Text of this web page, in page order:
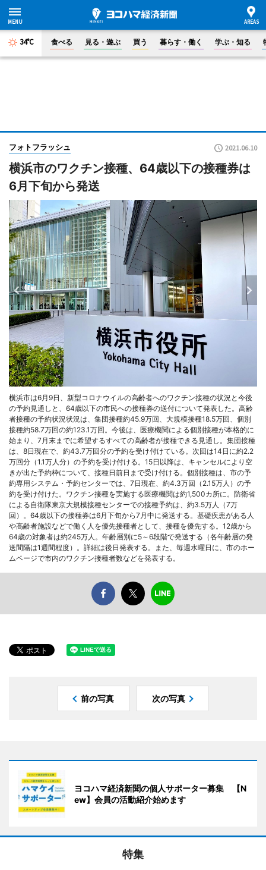
34°C 食べる 見る・遊ぶ 買う 暮らす・働く 学ぶ・知る
フォトフラッシュ 2021.06.10
横浜市のワクチン接種、64歳以下の接種券は
6月下旬から発送
横浜市は6月9日、新型コロナウイルの高齢者へのワクチン接種の状況と今後
の予約見通しと、64歳以下の市民への接種券の送付について発表した。高齢
者接種の予約状況状況は、集団接種約45.9万回、大規模接種18.5万回、個別
接種約58.7万回の約123.1万回。今後は、医療機関による個別接種が本格的に
始まり、7月末までに希望するすべての高齢者が接種できる見通し。集団接種
は、8日現在で、約43.7万回分の予約を受け付けている。次回は14日に約2.2
万回分（1.1万人分）の予約を受け付ける。15日以降は、キャンセルにより空
きが出た予約枠について、接種日前日まで受け付ける。個別接種は、市の予
約専用システム・予約センターでは、7日現在、約4.3万回（2.15万人）の予
約を受け付けた。ワクチン接種を実施する医療機関は約1,500カ所に。防衛省
による自衛隊東京大規模接種センターでの接種予約は、約3.5万人（7万
回）。64歳以下の接種券は6月下旬から7月中に発送する。基礎疾患がある人
や高齢者施設などで働く人を優先接種者として、接種を優先する。12歳から
64歳の対象者は約245万人。年齢層別に5～6段階で発送する（各年齢層の発
送間隔は1週間程度）。詳細は後日発表する。また、毎週水曜日に、市のホー
ムページで市内のワクチン接種者数などを発表する。
前の写真 次の写真
ヨコハマ経済新聞の個人サポーター募集 【N
ew】会員の活動紹介始めます
特集